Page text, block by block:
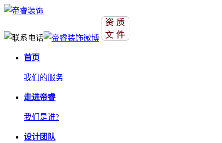
首页
我们的服务
走进帝睿
我们是谁?
设计团队